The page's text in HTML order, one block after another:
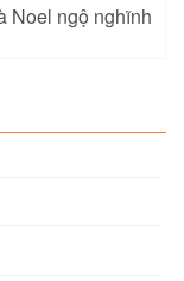
Noel ngộ nghĩnh